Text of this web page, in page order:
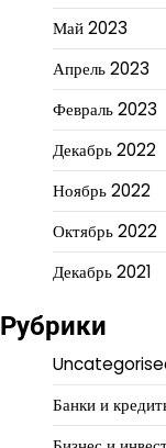
Май 2023
Апрель 2023
Февраль 2023
Декабрь 2022
Ноябрь 2022
Октябрь 2022
Декабрь 2021
Рубрики
Банки и